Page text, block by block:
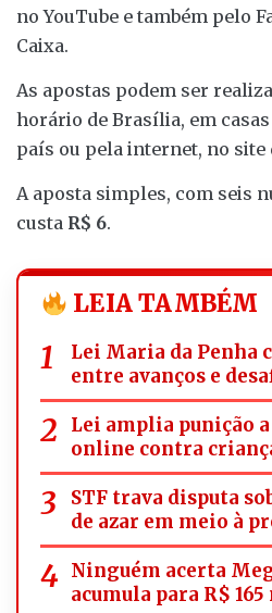
no YouTube e também pelo
Caixa.
As apostas podem ser
horário de Brasília, em
país ou pela internet, no site
A aposta simples, com seis
custa R$ 6.
LEIA TAMBÉM
Lei Maria da Penha
entre avanços e
Lei amplia punição
online contra
STF trava disputa
de azar em meio à
Ninguém acerta
acumula para R$